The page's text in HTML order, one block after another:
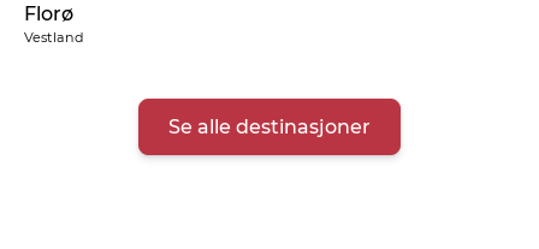
Florø
Vestland
Se alle destinasjoner